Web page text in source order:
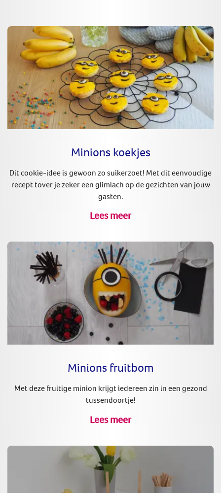
Minions koekjes
Dit cookie-idee is gewoon zo suikerzoet! Met dit eenvoudige
recept tover je zeker een glimlach op de gezichten van jouw
gasten.
Lees meer
Minions fruitbom
Met deze fruitige minion krijgt iedereen zin in een gezond
tussendoortje!
Lees meer